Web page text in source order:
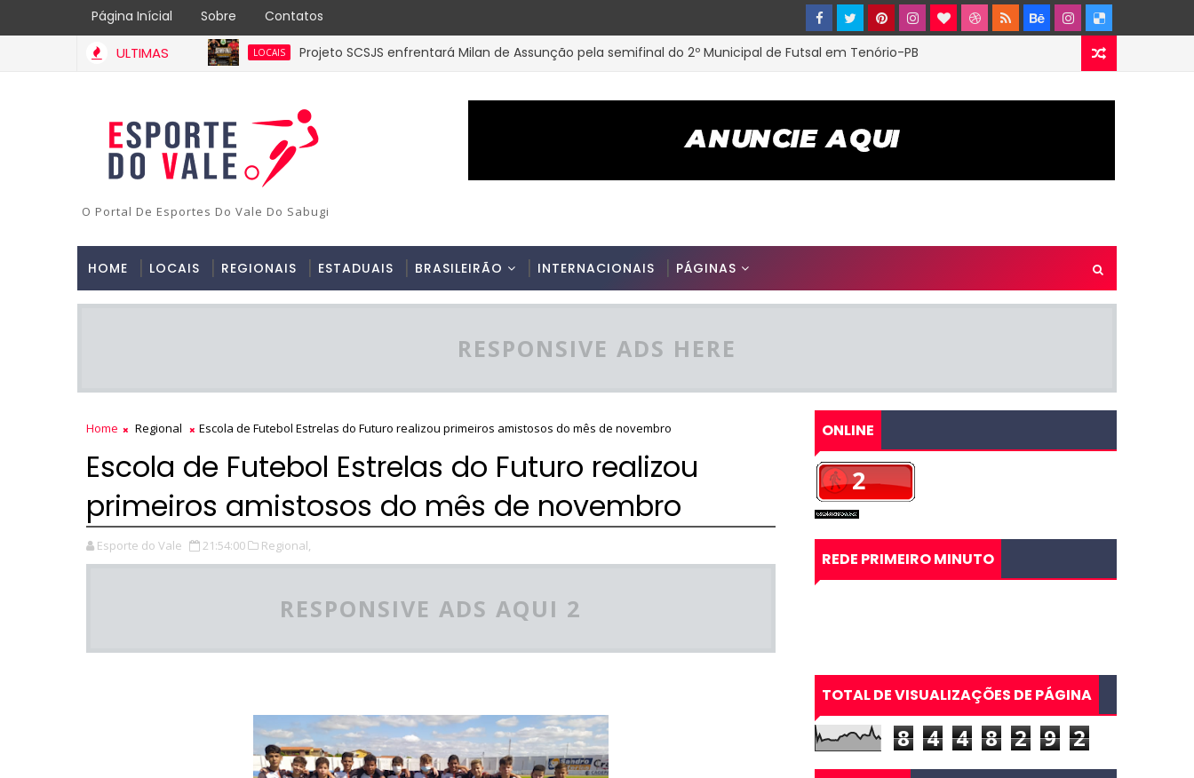
Página Inícial Sobre Contatos
ULTIMAS LOCAIS Projeto SCSJS enfrentará Milan de Assunção pela semifinal do 2º Municipal de Futsal em Tenório-PB
ESTADUAL
REGIONAL 3ª Copa AABB Fut7 Master 40 teve inicio na cidade de Parelhas-RN, confira os resultados e classificação dos grupos
ESTADUAL
O Portal De Esportes Do Vale Do Sabugi
HOME LOCAIS REGIONAIS ESTADUAIS BRASILEIRÃO INTERNACIONAIS PÁGINAS
RESPONSIVE ADS HERE
Home Regional Escola de Futebol Estrelas do Futuro realizou primeiros amistosos do mês de novembro
Escola de Futebol Estrelas do Futuro realizou
primeiros amistosos do mês de novembro
Esporte do Vale 21:54:00 Regional,
RESPONSIVE ADS AQUI 2
ONLINE
REDE PRIMEIRO MINUTO
TOTAL DE VISUALIZAÇÕES DE PÁGINA
8 4 4 8 2 9 2